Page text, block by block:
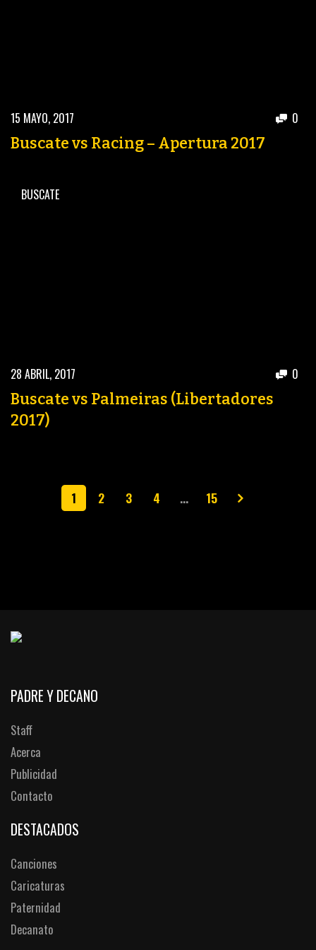
15 MAYO, 2017 0
Buscate vs Racing – Apertura 2017
BUSCATE
28 ABRIL, 2017 0
Buscate vs Palmeiras (Libertadores
2017)
1 2 3 4 … 15
PADRE Y DECANO
Staff
Acerca
Publicidad
Contacto
DESTACADOS
Canciones
Caricaturas
Paternidad
Decanato